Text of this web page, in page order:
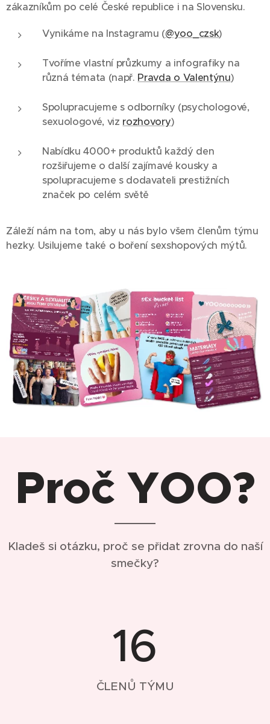
zákazníkům po celé České republice i na Slovensku.
Vynikáme na Instagramu (@yoo_czsk)
Tvoříme vlastní průzkumy a infografiky na
různá témata (např. Pravda o Valentýnu)
Spolupracujeme s odborníky (psychologové,
sexuologové, viz rozhovory)
Nabídku 4000+ produktů každý den
rozšiřujeme o další zajímavé kousky a
spolupracujeme s dodavateli prestižních
značek po celém světě
Záleží nám na tom, aby u nás bylo všem členům týmu
hezky. Usilujeme také o boření sexshopových mýtů.
Proč YOO?
Kladeš si otázku, proč se přidat zrovna do naší
smečky?
16
ČLENŮ TÝMU